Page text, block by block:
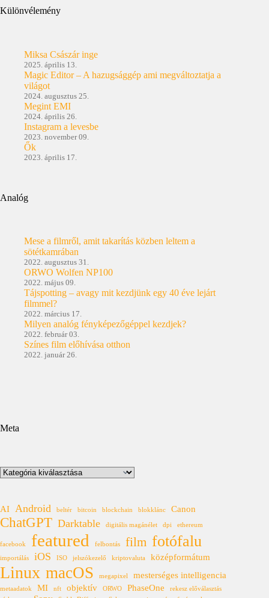
Különvélemény
Miksa Császár inge
2025. április 13.
Magic Editor – A hazugsággép ami megváltoztatja a
világot
2024. augusztus 25.
Megint EMI
2024. április 26.
Instagram a levesbe
2023. november 09.
Ők
2023. április 17.
Analóg
Mese a filmről, amit takarítás közben leltem a
sötétkamrában
2022. augusztus 31.
ORWO Wolfen NP100
2022. május 09.
Tájspotting – avagy mit kezdjünk egy 40 éve lejárt
filmmel?
2022. március 17.
Milyen analóg fényképezőgéppel kezdjek?
2022. február 03.
Színes film előhívása otthon
2022. január 26.
Meta
Kategóriák
AI Android beltér bitcoin blockchain blokklánc Canon
ChatGPT Darktable digitális magánélet dpi ethereum
facebook featured felbontás film fotófalu
importálás iOS ISO jelszókezelő kriptovaluta középformátum
Linux macOS megapixel mesterséges intelligencia
metaadatok MI nft objektív ORWO PhaseOne
rekesz előválasztás